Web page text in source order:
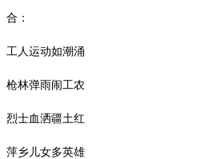
合：
工人运动如潮涌
枪林弹雨闹工农
烈士血洒疆土红
萍乡儿女多英雄